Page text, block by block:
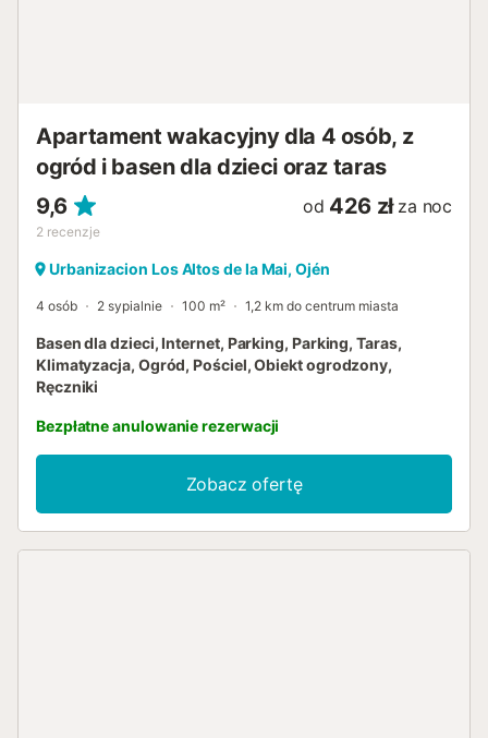
Apartament wakacyjny dla 4 osób, z
ogród i basen dla dzieci oraz taras
9,6
2 recenzje
od 426 zł za noc
Urbanizacion Los Altos de la Mai, Ojén
4 osób 2 sypialnie 100 m² 1,2 km do centrum miasta
Basen dla dzieci, Internet, Parking, Parking, Taras,
Klimatyzacja, Ogród, Pościel, Obiekt ogrodzony,
Ręczniki
Bezpłatne anulowanie rezerwacji
Zobacz ofertę